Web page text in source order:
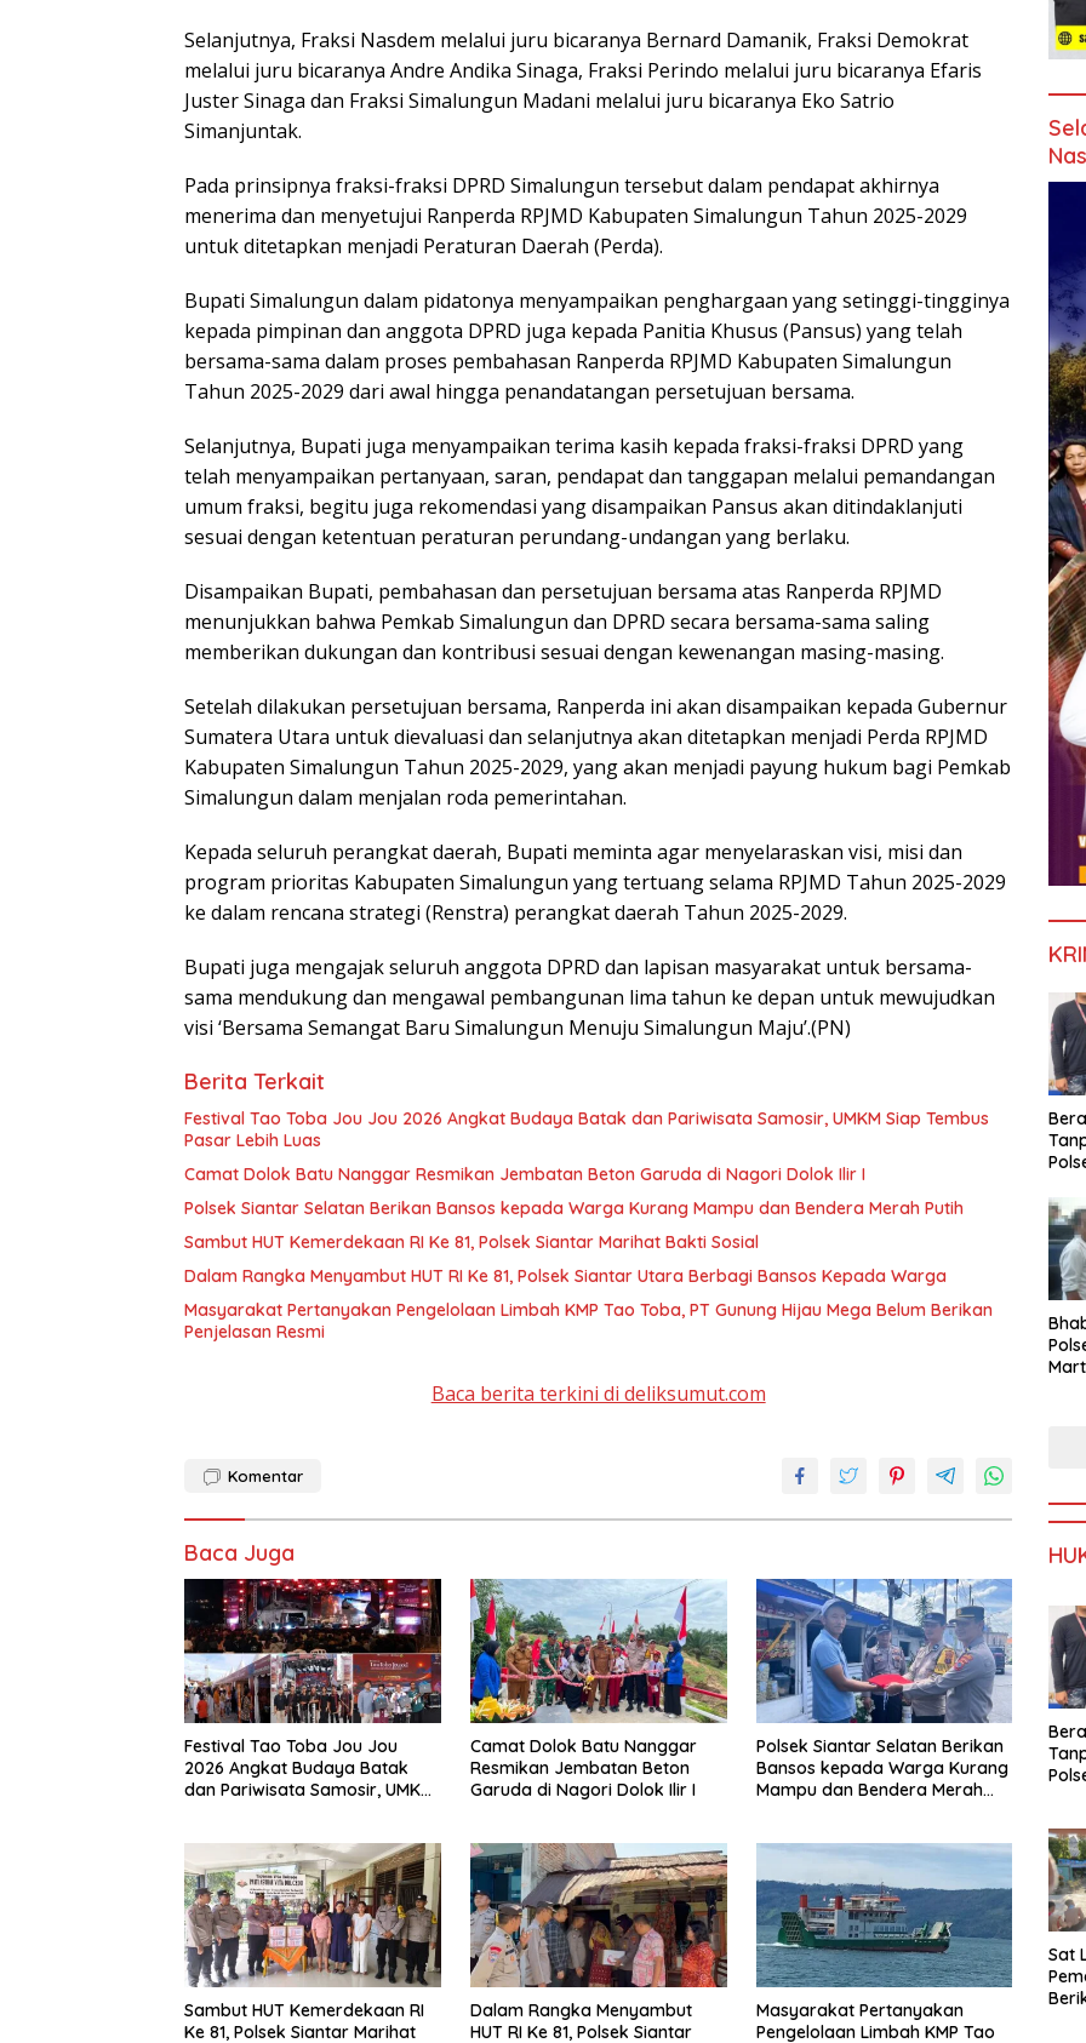
Selanjutnya, Fraksi Nasdem melalui juru bicaranya Bernard Damanik, Fraksi Demokrat
melalui juru bicaranya Andre Andika Sinaga, Fraksi Perindo melalui juru bicaranya Efaris
Juster Sinaga dan Fraksi Simalungun Madani melalui juru bicaranya Eko Satrio
Simanjuntak.
Pada prinsipnya fraksi-fraksi DPRD Simalungun tersebut dalam pendapat akhirnya
menerima dan menyetujui Ranperda RPJMD Kabupaten Simalungun Tahun 2025-2029
untuk ditetapkan menjadi Peraturan Daerah (Perda).
Bupati Simalungun dalam pidatonya menyampaikan penghargaan yang setinggi-tingginya
kepada pimpinan dan anggota DPRD juga kepada Panitia Khusus (Pansus) yang telah
bersama-sama dalam proses pembahasan Ranperda RPJMD Kabupaten Simalungun
Tahun 2025-2029 dari awal hingga penandatangan persetujuan bersama.
Selanjutnya, Bupati juga menyampaikan terima kasih kepada fraksi-fraksi DPRD yang
telah menyampaikan pertanyaan, saran, pendapat dan tanggapan melalui pemandangan
umum fraksi, begitu juga rekomendasi yang disampaikan Pansus akan ditindaklanjuti
sesuai dengan ketentuan peraturan perundang-undangan yang berlaku.
Disampaikan Bupati, pembahasan dan persetujuan bersama atas Ranperda RPJMD
menunjukkan bahwa Pemkab Simalungun dan DPRD secara bersama-sama saling
memberikan dukungan dan kontribusi sesuai dengan kewenangan masing-masing.
Setelah dilakukan persetujuan bersama, Ranperda ini akan disampaikan kepada Gubernur
Sumatera Utara untuk dievaluasi dan selanjutnya akan ditetapkan menjadi Perda RPJMD
Kabupaten Simalungun Tahun 2025-2029, yang akan menjadi payung hukum bagi Pemkab
Simalungun dalam menjalan roda pemerintahan.
Kepada seluruh perangkat daerah, Bupati meminta agar menyelaraskan visi, misi dan
program prioritas Kabupaten Simalungun yang tertuang selama RPJMD Tahun 2025-2029
ke dalam rencana strategi (Renstra) perangkat daerah Tahun 2025-2029.
Bupati juga mengajak seluruh anggota DPRD dan lapisan masyarakat untuk bersama-
sama mendukung dan mengawal pembangunan lima tahun ke depan untuk mewujudkan
visi ‘Bersama Semangat Baru Simalungun Menuju Simalungun Maju’.(PN)
Berita Terkait
Festival Tao Toba Jou Jou 2026 Angkat Budaya Batak dan Pariwisata Samosir, UMKM Siap Tembus
Pasar Lebih Luas
Camat Dolok Batu Nanggar Resmikan Jembatan Beton Garuda di Nagori Dolok Ilir I
Polsek Siantar Selatan Berikan Bansos kepada Warga Kurang Mampu dan Bendera Merah Putih
Sambut HUT Kemerdekaan RI Ke 81, Polsek Siantar Marihat Bakti Sosial
Dalam Rangka Menyambut HUT RI Ke 81, Polsek Siantar Utara Berbagi Bansos Kepada Warga
Masyarakat Pertanyakan Pengelolaan Limbah KMP Tao Toba, PT Gunung Hijau Mega Belum Berikan
Penjelasan Resmi
Baca berita terkini di deliksumut.com
Komentar
Baca Juga
Festival Tao Toba Jou Jou
2026 Angkat Budaya Batak
dan Pariwisata Samosir, UMKM
Camat Dolok Batu Nanggar
Resmikan Jembatan Beton
Garuda di Nagori Dolok Ilir I
Polsek Siantar Selatan Berikan
Bansos kepada Warga Kurang
Mampu dan Bendera Merah
Sambut HUT Kemerdekaan RI
Ke 81, Polsek Siantar Marihat
Dalam Rangka Menyambut
HUT RI Ke 81, Polsek Siantar
Masyarakat Pertanyakan
Pengelolaan Limbah KMP Tao
Sat